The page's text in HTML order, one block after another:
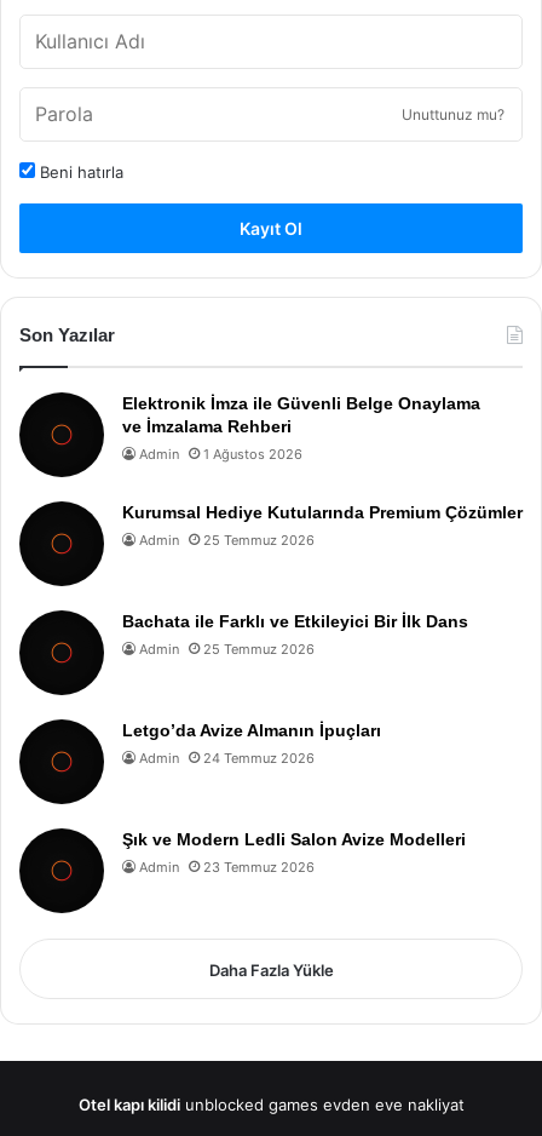
Unuttunuz mu?
Beni hatırla
Kayıt Ol
Son Yazılar
Elektronik İmza ile Güvenli Belge Onaylama
ve İmzalama Rehberi
Admin 1 Ağustos 2026
Kurumsal Hediye Kutularında Premium Çözümler
Admin 25 Temmuz 2026
Bachata ile Farklı ve Etkileyici Bir İlk Dans
Admin 25 Temmuz 2026
Letgo’da Avize Almanın İpuçları
Admin 24 Temmuz 2026
Şık ve Modern Ledli Salon Avize Modelleri
Admin 23 Temmuz 2026
Daha Fazla Yükle
Otel kapı kilidi unblocked games evden eve nakliyat